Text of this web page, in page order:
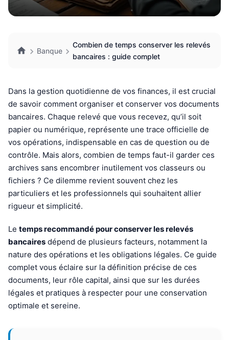
Banque
Combien de temps conserver les relevés
bancaires : guide complet
Dans la gestion quotidienne de vos finances, il est crucial
de savoir comment organiser et conserver vos documents
bancaires. Chaque relevé que vous recevez, qu’il soit
papier ou numérique, représente une trace officielle de
vos opérations, indispensable en cas de question ou de
contrôle. Mais alors, combien de temps faut-il garder ces
archives sans encombrer inutilement vos classeurs ou
fichiers ? Ce dilemme revient souvent chez les
particuliers et les professionnels qui souhaitent allier
rigueur et simplicité.
Le temps recommandé pour conserver les relevés
bancaires dépend de plusieurs facteurs, notamment la
nature des opérations et les obligations légales. Ce guide
complet vous éclaire sur la définition précise de ces
documents, leur rôle capital, ainsi que sur les durées
légales et pratiques à respecter pour une conservation
optimale et sereine.